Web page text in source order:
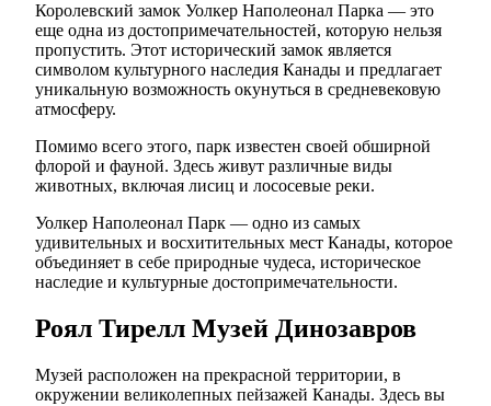
Королевский замок Уолкер Наполеонал Парка — это
еще одна из достопримечательностей, которую нельзя
пропустить. Этот исторический замок является
символом культурного наследия Канады и предлагает
уникальную возможность окунуться в средневековую
атмосферу.
Помимо всего этого, парк известен своей обширной
флорой и фауной. Здесь живут различные виды
животных, включая лисиц и лососевые реки.
Уолкер Наполеонал Парк — одно из самых
удивительных и восхитительных мест Канады, которое
объединяет в себе природные чудеса, историческое
наследие и культурные достопримечательности.
Роял Тирелл Музей Динозавров
Музей расположен на прекрасной территории, в
окружении великолепных пейзажей Канады. Здесь вы